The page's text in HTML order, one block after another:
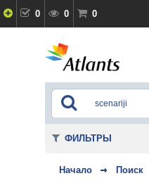
0 0 0
Начало Поиск
ФИЛЬТРЫ